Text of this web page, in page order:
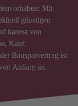
Mit
günstigen
kannst von
Kauf,
Bausparvertrag ist
Anfang an.